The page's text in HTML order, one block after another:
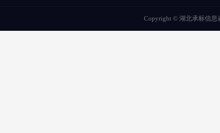
Copyright © 湖北承标信息